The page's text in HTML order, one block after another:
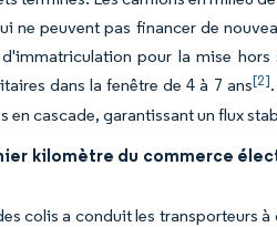
ne peuvent pas financer de
pour la mise
dans la fenêtre de 4 à 7 ans[2]
en cascade, garantissant un flux
kilomètre du commerce
colis a conduit les transporteurs